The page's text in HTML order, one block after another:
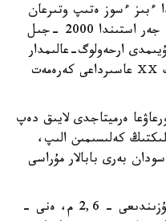
ءبىز ءسوز ەتىپ وتىرعان
سىرماق سوپاڭ ەتىپ شىعا كەلگەن. جەر استىندا 2000 -جىل
ارحەولوگ-عالىمدار
ءبىراۋىزدان «الەم ارحەولوگياسىنىڭ ⅩⅩ عاسىرداعى كەرەمەت
ەرميتاجدى لايىق دەپ
كەلىسىمىن الىپ،
بەرى بابالار مۇراسى
سىرماقتىڭ سيپاتىنا كەلەر بولساق: ۇزىندىعى - 2,6 م، ەنى -